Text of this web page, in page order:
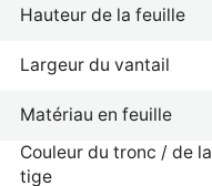
Hauteur de la feuille
Largeur du vantail
Matériau en feuille
Couleur du tronc / de la
tige